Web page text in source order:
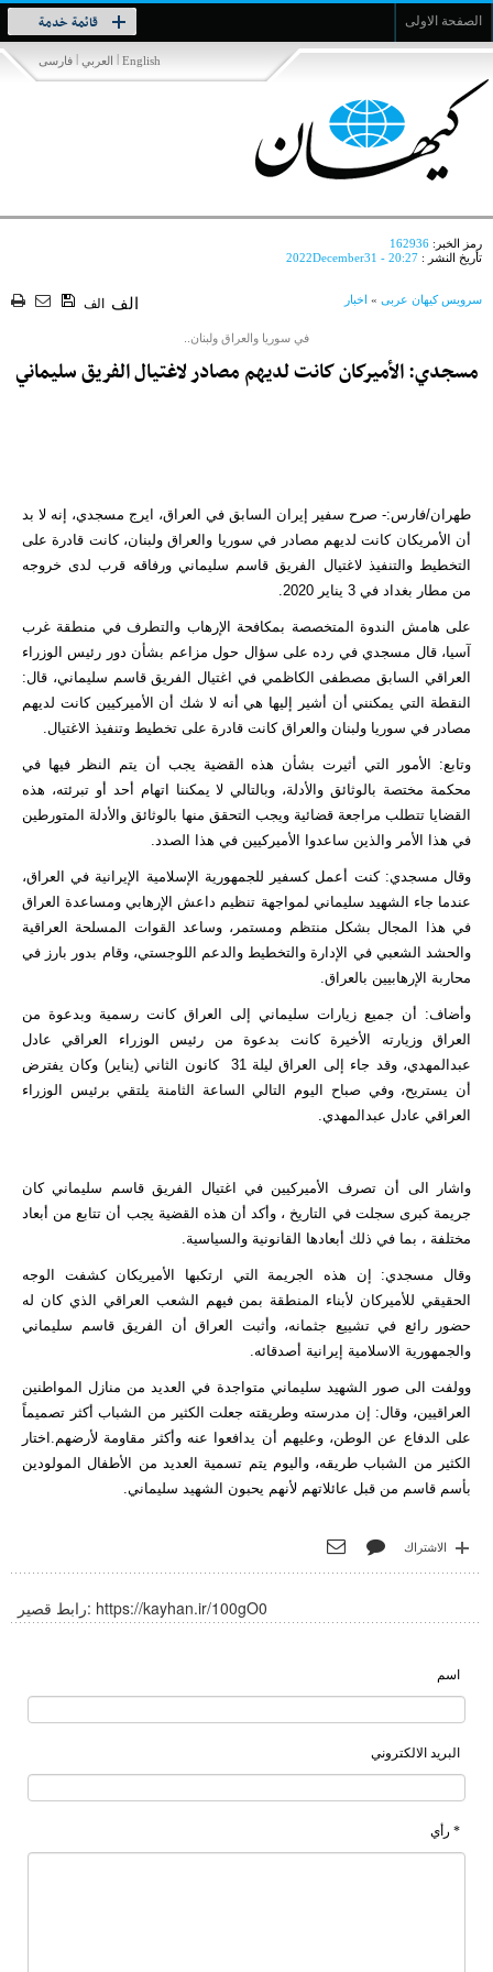
الصفحة الاولى قائمة خدمة
Toggle
navigation
فارسی | العربي | English
رمز الخبر: 162936
تأريخ النشر : 2022December31 - 20:27
سرویس کیهان عربی » اخبار الف الف
في سوريا والعراق ولبنان..
مسجدي: الأميركان كانت لديهم مصادر لاغتيال الفريق سليماني
طهران/فارس:- صرح سفير إيران السابق في العراق، ايرج مسجدي، إنه لا بد
أن الأمريكان كانت لديهم مصادر في سوريا والعراق ولبنان، كانت قادرة على
التخطيط والتنفيذ لاغتيال الفريق قاسم سليماني ورفاقه قرب لدى خروجه
من مطار بغداد في 3 يناير 2020.
على هامش الندوة المتخصصة بمكافحة الإرهاب والتطرف في منطقة غرب
آسيا، قال مسجدي في رده على سؤال حول مزاعم بشأن دور رئيس الوزراء
العراقي السابق مصطفى الكاظمي في اغتيال الفريق قاسم سليماني، قال:
النقطة التي يمكنني أن أشير إليها هي أنه لا شك أن الأميركيين كانت لديهم
مصادر في سوريا ولبنان والعراق كانت قادرة على تخطيط وتنفيذ الاغتيال.
وتابع: الأمور التي أثيرت بشأن هذه القضية يجب أن يتم النظر فيها في
محكمة مختصة بالوثائق والأدلة، وبالتالي لا يمكننا اتهام أحد أو تبرئته، هذه
القضايا تتطلب مراجعة قضائية ويجب التحقق منها بالوثائق والأدلة المتورطين
في هذا الأمر والذين ساعدوا الأميركيين في هذا الصدد.
وقال مسجدي: كنت أعمل كسفير للجمهورية الإسلامية الإيرانية في العراق،
عندما جاء الشهيد سليماني لمواجهة تنظيم داعش الإرهابي ومساعدة العراق
في هذا المجال بشكل منتظم ومستمر، وساعد القوات المسلحة العراقية
والحشد الشعبي في الإدارة والتخطيط والدعم اللوجستي، وقام بدور بارز في
محاربة الإرهابيين بالعراق.
وأضاف: أن جميع زيارات سليماني إلى العراق كانت رسمية وبدعوة من
العراق وزيارته الأخيرة كانت بدعوة من رئيس الوزراء العراقي عادل
عبدالمهدي، وقد جاء إلى العراق ليلة 31 كانون الثاني (يناير) وكان يفترض
أن يستريح، وفي صباح اليوم التالي الساعة الثامنة يلتقي برئيس الوزراء
العراقي عادل عبدالمهدي.
واشار الى أن تصرف الأميركيين في اغتيال الفريق قاسم سليماني كان
جريمة كبرى سجلت في التاريخ ، وأكد أن هذه القضية يجب أن تتابع من أبعاد
مختلفة ، بما في ذلك أبعادها القانونية والسياسية.
وقال مسجدي: إن هذه الجريمة التي ارتكبها الأميريكان كشفت الوجه
الحقيقي للأميركان لأبناء المنطقة بمن فيهم الشعب العراقي الذي كان له
حضور رائع في تشييع جثمانه، وأثبت العراق أن الفريق قاسم سليماني
والجمهورية الاسلامية إيرانية أصدقائه.
وولفت الى صور الشهيد سليماني متواجدة في العديد من منازل المواطنين
العراقيين، وقال: إن مدرسته وطريقته جعلت الكثير من الشباب أكثر تصميماً
على الدفاع عن الوطن، وعليهم أن يدافعوا عنه وأكثر مقاومة لأرضهم.اختار
الكثير من الشباب طريقه، واليوم يتم تسمية العديد من الأطفال المولودين
بأسم قاسم من قبل عائلاتهم لأنهم يحبون الشهيد سليماني.
الاشتراك
رابط قصير: https://kayhan.ir/100gO0
اسم
البريد الالكتروني
* رأي